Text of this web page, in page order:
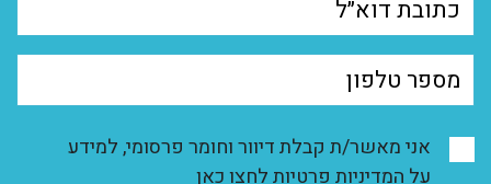
אני מאשר/ת קבלת דיוור וחומר פרסומי, למידע
על המדיניות פרטיותלחצו כאן